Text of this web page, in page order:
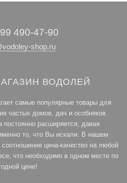
490-47-90
shop.ru
ВОДОЛЕЙ
самые популярные товары для
частых домов, дач и особняков.
постоянно расширяется, давая
то, что Вы искали. В нашем
цена-качество на любой
что необходимо в одном месте по
цене!